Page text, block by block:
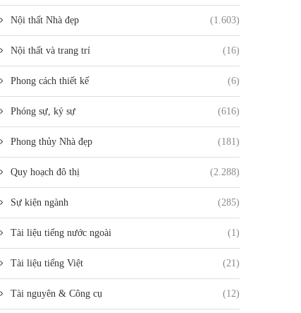
Nội thất Nhà đẹp (1.603)
Nội thất và trang trí (16)
Phong cách thiết kế (6)
Phóng sự, ký sự (616)
Phong thủy Nhà đẹp (181)
Quy hoạch đô thị (2.288)
Sự kiện ngành (285)
Tài liệu tiếng nước ngoài (1)
Tài liệu tiếng Việt (21)
Tài nguyên & Công cụ (12)